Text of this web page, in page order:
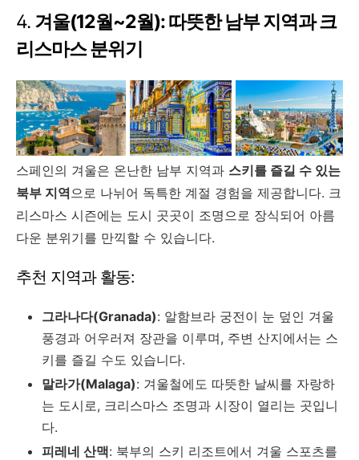
4. 겨울(12월~2월): 따뜻한 남부 지역과 크
리스마스 분위기
스페인의 겨울은 온난한 남부 지역과 스키를 즐길 수 있는
북부 지역으로 나뉘어 독특한 계절 경험을 제공합니다. 크
리스마스 시즌에는 도시 곳곳이 조명으로 장식되어 아름
다운 분위기를 만끽할 수 있습니다.
추천 지역과 활동:
그라나다(Granada): 알함브라 궁전이 눈 덮인 겨울
풍경과 어우러져 장관을 이루며, 주변 산지에서는 스
키를 즐길 수도 있습니다.
말라가(Malaga): 겨울철에도 따뜻한 날씨를 자랑하
는 도시로, 크리스마스 조명과 시장이 열리는 곳입니
다.
피레네 산맥: 북부의 스키 리조트에서 겨울 스포츠를